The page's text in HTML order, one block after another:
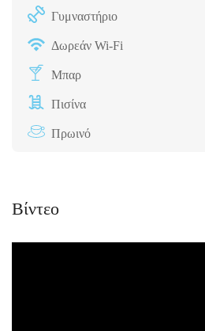
Γυμναστήριο
Δωρεάν Wi-Fi
Μπαρ
Πισίνα
Πρωινό
Βίντεο